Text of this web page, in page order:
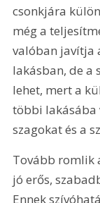
csonkjára
még a
valóban javítja
lakásban, de a
lehet, mert a
többi lakásába
szagokat és a
Tovább romlik
jó erős,
Ennek